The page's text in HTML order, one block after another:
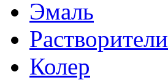
Эмаль
Растворители
Колер